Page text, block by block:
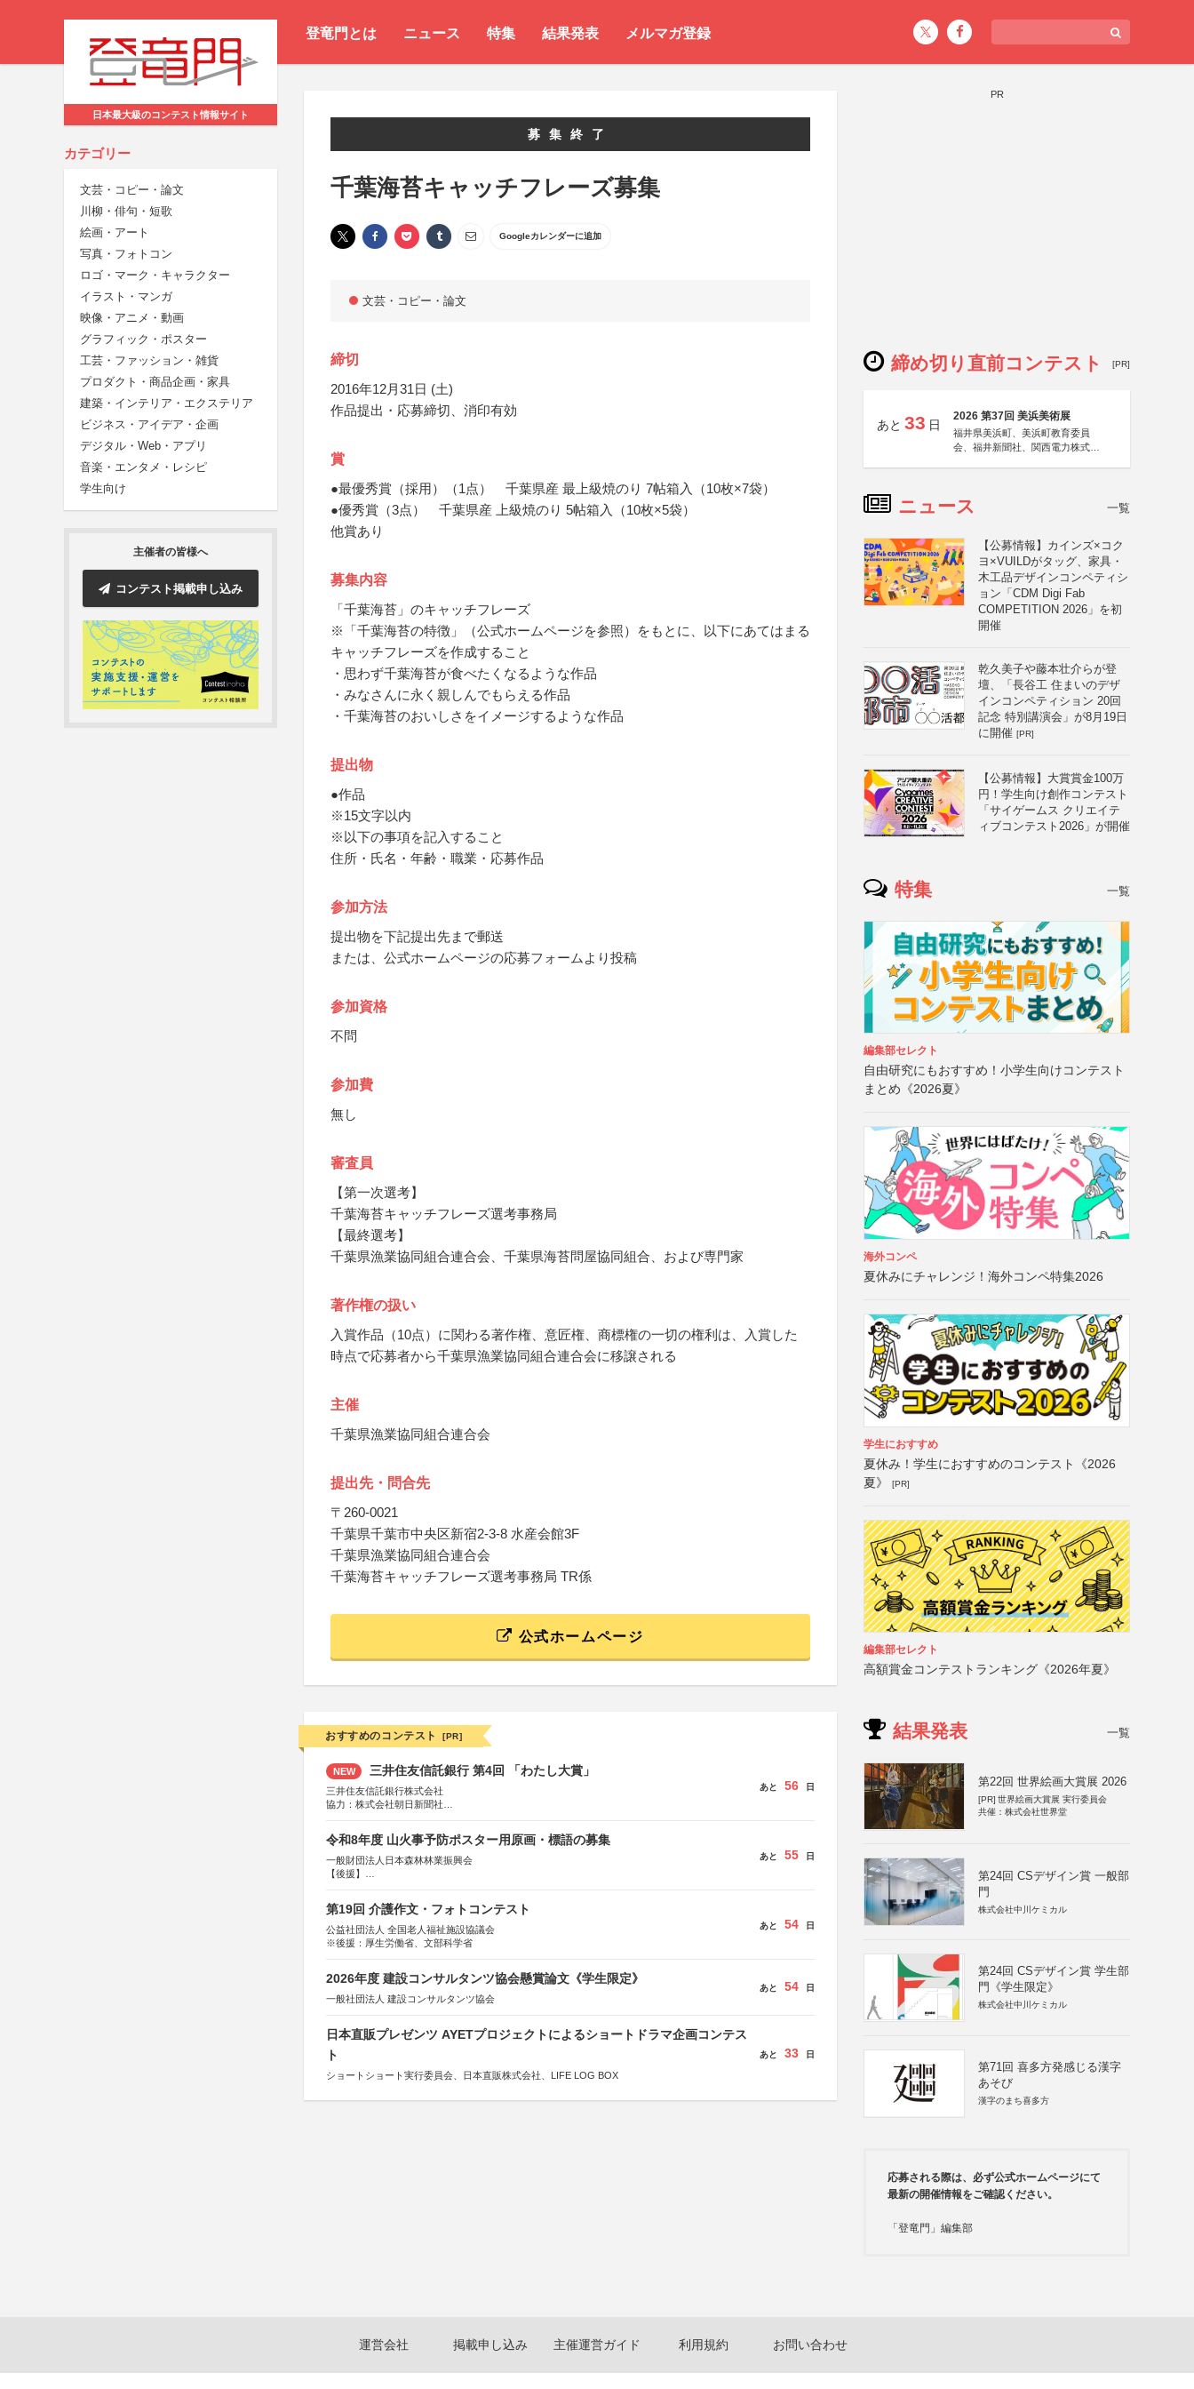
登竜門とは ニュース 特集 結果発表 メルマガ登録
日本最大級のコンテスト情報サイト
カテゴリー
文芸・コピー・論文
川柳・俳句・短歌
絵画・アート
写真・フォトコン
ロゴ・マーク・キャラクター
イラスト・マンガ
映像・アニメ・動画
グラフィック・ポスター
工芸・ファッション・雑貨
プロダクト・商品企画・家具
建築・インテリア・エクステリア
ビジネス・アイデア・企画
デジタル・Web・アプリ
音楽・エンタメ・レシピ
学生向け
主催者の皆様へ
コンテスト掲載申し込み
募集終了
千葉海苔キャッチフレーズ募集
Googleカレンダーに追加
文芸・コピー・論文
締切
2016年12月31日 (土)
作品提出・応募締切、消印有効
賞
●最優秀賞（採用）（1点） 千葉県産 最上級焼のり 7帖箱入（10枚×7袋）
●優秀賞（3点） 千葉県産 上級焼のり 5帖箱入（10枚×5袋）
他賞あり
募集内容
「千葉海苔」のキャッチフレーズ
※「千葉海苔の特徴」（公式ホームページを参照）をもとに、以下にあてはまる
キャッチフレーズを作成すること
・思わず千葉海苔が食べたくなるような作品
・みなさんに永く親しんでもらえる作品
・千葉海苔のおいしさをイメージするような作品
提出物
●作品
※15文字以内
※以下の事項を記入すること
住所・氏名・年齢・職業・応募作品
参加方法
提出物を下記提出先まで郵送
または、公式ホームページの応募フォームより投稿
参加資格
不問
参加費
無し
審査員
【第一次選考】
千葉海苔キャッチフレーズ選考事務局
【最終選考】
千葉県漁業協同組合連合会、千葉県海苔問屋協同組合、および専門家
著作権の扱い
入賞作品（10点）に関わる著作権、意匠権、商標権の一切の権利は、入賞した
時点で応募者から千葉県漁業協同組合連合会に移譲される
主催
千葉県漁業協同組合連合会
提出先・問合先
〒260-0021
千葉県千葉市中央区新宿2-3-8 水産会館3F
千葉県漁業協同組合連合会
千葉海苔キャッチフレーズ選考事務局 TR係
公式ホームページ
おすすめのコンテスト [PR]
NEW 三井住友信託銀行 第4回 「わたし大賞」
三井住友信託銀行株式会社
協力：株式会社朝日新聞社
あと 56 日
令和8年度 山火事予防ポスター用原画・標語の募集
一般財団法人日本森林林業振興会
【後援】
あと 55 日
第19回 介護作文・フォトコンテスト
公益社団法人 全国老人福祉施設協議会
※後援：厚生労働省、文部科学省
あと 54 日
2026年度 建設コンサルタンツ協会懸賞論文《学生限定》
一般社団法人 建設コンサルタンツ協会
あと 54 日
日本直販プレゼンツ AYETプロジェクトによるショートドラマ企画コンテス
ト
ショートショート実行委員会、日本直販株式会社、LIFE LOG BOX
あと 33 日
PR
締め切り直前コンテスト [PR]
あと 33 日
2026 第37回 美浜美術展
福井県美浜町、美浜町教育委員
会、福井新聞社、関西電力株式会
ニュース 一覧
【公募情報】カインズ×コク
ヨ×VUILDがタッグ、家具・
木工品デザインコンペティシ
ョン「CDM Digi Fab
COMPETITION 2026」を初
開催
乾久美子や藤本壮介らが登
壇、「長谷工 住まいのデザ
インコンペティション 20回
記念 特別講演会」が8月19日
に開催 [PR]
【公募情報】大賞賞金100万
円！学生向け創作コンテスト
「サイゲームス クリエイテ
ィブコンテスト2026」が開催
特集 一覧
編集部セレクト
自由研究にもおすすめ！小学生向けコンテスト
まとめ《2026夏》
海外コンペ
夏休みにチャレンジ！海外コンペ特集2026
学生におすすめ
夏休み！学生におすすめのコンテスト《2026
夏》
[PR]
編集部セレクト
高額賞金コンテストランキング《2026年夏》
結果発表 一覧
第22回 世界絵画大賞展 2026
[PR] 世界絵画大賞展 実行委員会
共催：株式会社世界堂
第24回 CSデザイン賞 一般部
門
株式会社中川ケミカル
第24回 CSデザイン賞 学生部
門《学生限定》
株式会社中川ケミカル
第71回 喜多方発感じる漢字
あそび
漢字のまち喜多方
応募される際は、必ず公式ホームページにて
最新の開催情報をご確認ください。
「登竜門」編集部
運営会社 掲載申し込み 主催運営ガイド 利用規約 お問い合わせ